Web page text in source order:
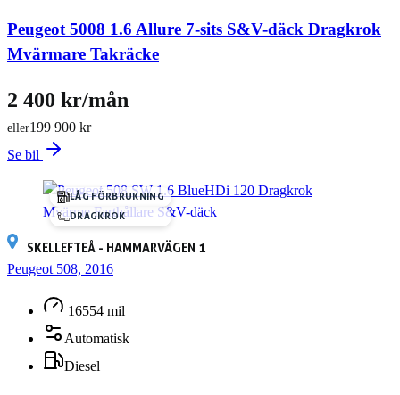
Peugeot 5008 1.6 Allure 7-sits S&V-däck Dragkrok
Mvärmare Takräcke
199 900 kr
eller
2 400 kr/mån
Se bil
LÅG FÖRBRUKNING
DRAGKROK
SKELLEFTEÅ - HAMMARVÄGEN 1
Peugeot 508, 2016
16554 mil
Automatisk
Diesel